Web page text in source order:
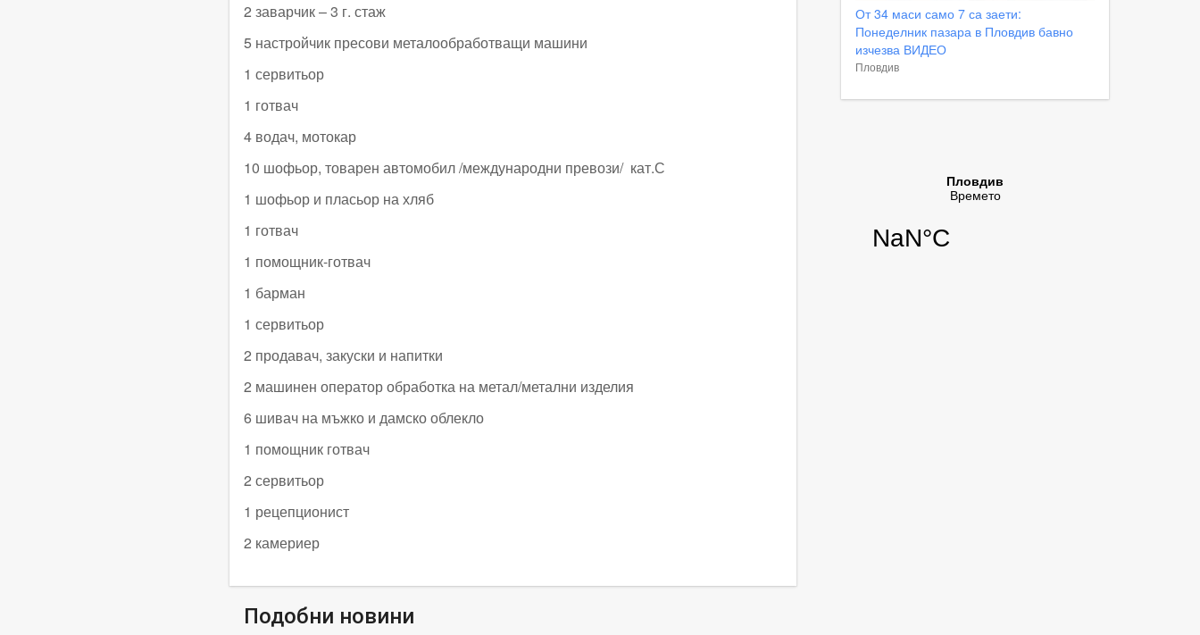
2 заварчик – 3 г. стаж
5 настройчик пресови металообработващи машини
1 сервитьор
1 готвач
4 водач, мотокар
10 шофьор, товарен автомобил /международни превози/ кат.С
1 шофьор и пласьор на хляб
1 готвач
1 помощник-готвач
1 барман
1 сервитьор
2 продавач, закуски и напитки
2 машинен оператор обработка на метал/метални изделия
6 шивач на мъжко и дамско облекло
1 помощник готвач
2 сервитьор
1 рецепционист
2 камериер
Подобни новини
От 34 маси само 7 са заети:
Понеделник пазара в Пловдив бавно
изчезва ВИДЕО
Пловдив